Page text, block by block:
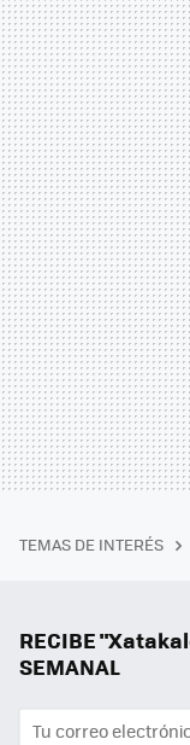
TEMAS DE INTERÉS
RECIBE
SEMANAL